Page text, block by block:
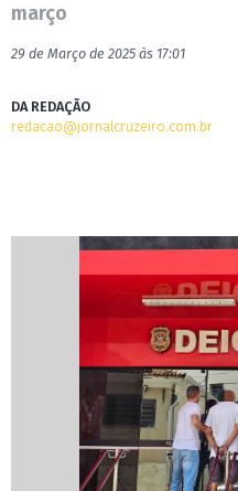
março
29 de Março de 2025 às 17:01
DA REDAÇÃO
redacao@jornalcruzeiro.com.br